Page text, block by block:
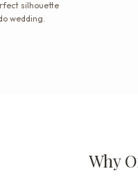
silhouette
wedding.
Why